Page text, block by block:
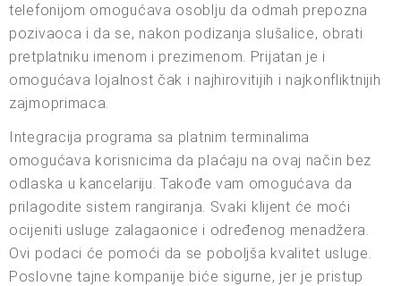
telefonijom omogućava osoblju da odmah prepozna
pozivaoca i da se, nakon podizanja slušalice, obrati
pretplatniku imenom i prezimenom. Prijatan je i
omogućava lojalnost čak i najhirovitijih i najkonfliktnijih
zajmoprimaca.
Integracija programa sa platnim terminalima
omogućava korisnicima da plaćaju na ovaj način bez
odlaska u kancelariju. Takođe vam omogućava da
prilagodite sistem rangiranja. Svaki klijent će moći
ocijeniti usluge zalagaonice i određenog menadžera.
Ovi podaci će pomoći da se poboljša kvalitet usluge.
Poslovne tajne kompanije biće sigurne, jer je pristup